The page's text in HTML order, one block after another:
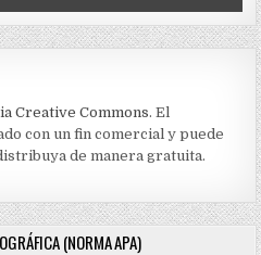
Creative Commons. El
con un fin comercial y puede
de manera gratuita.
(NORMA APA)